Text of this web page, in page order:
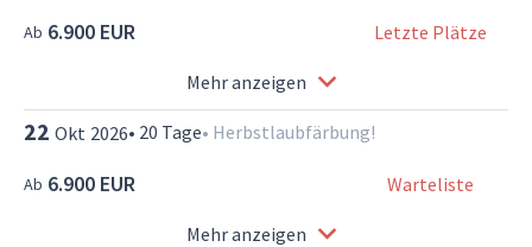
Ab 6.900 EUR Letzte Plätze
Mehr anzeigen
22 Okt 2026• 20 Tage• Herbstlaubfärbung!
Ab 6.900 EUR Warteliste
Mehr anzeigen